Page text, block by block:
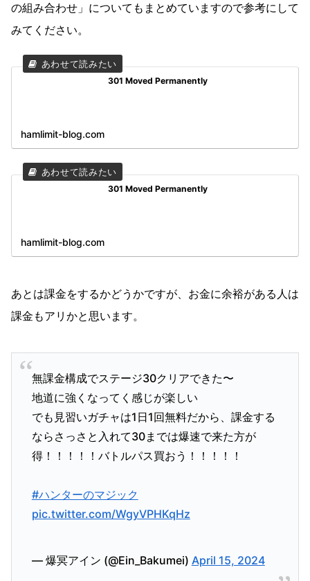
の組み合わせ」についてもまとめていますので参考にして
みてください。
301 Moved Permanently
hamlimit-blog.com
301 Moved Permanently
hamlimit-blog.com
あとは課金をするかどうかですが、お金に余裕がある人は
課金もアリかと思います。
無課金構成でステージ30クリアできた〜
地道に強くなってく感じが楽しい
でも見習いガチャは1日1回無料だから、課金する
ならさっさと入れて30までは爆速で来た方が
得！！！！！バトルパス買おう！！！！！
#ハンターのマジック
pic.twitter.com/WgyVPHKqHz
— 爆冥アイン (@Ein_Bakumei) April 15, 2024